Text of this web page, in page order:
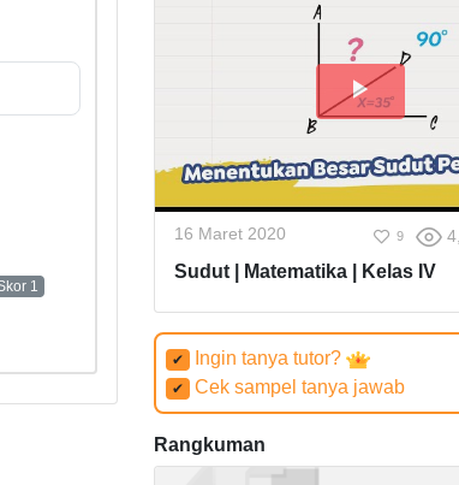
1
16 Maret 2020 9
Sudut | Matematika | Kelas IV
✔ Ingin tanya tutor?
✔ Cek sampel tanya jawab
Rangkuman